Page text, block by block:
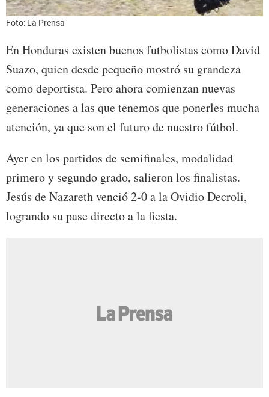
Foto: La Prensa
En Honduras existen buenos futbolistas como David
Suazo, quien desde pequeño mostró su grandeza
como deportista. Pero ahora comienzan nuevas
generaciones a las que tenemos que ponerles mucha
atención, ya que son el futuro de nuestro fútbol.
Ayer en los partidos de semifinales, modalidad
primero y segundo grado, salieron los finalistas.
Jesús de Nazareth venció 2-0 a la Ovidio Decroli,
logrando su pase directo a la fiesta.